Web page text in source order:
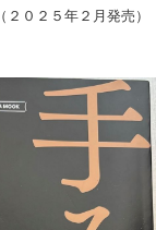
０２５年２月発売）